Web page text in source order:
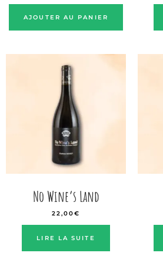
AJOUTER AU PANIER
No Wine’s Land
22,00€
LIRE LA SUITE